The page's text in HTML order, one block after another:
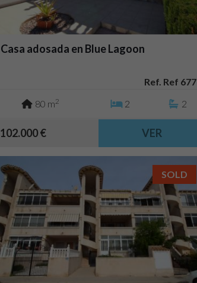
Casa adosada en Blue Lagoon
Ref. Ref 677
80 m2 2 2
102.000 € VER
SOLD